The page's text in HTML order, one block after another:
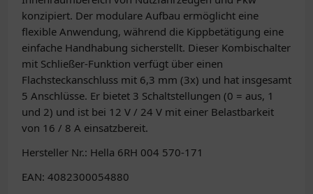
konzipiert. Der modulare Aufbau ermöglicht eine
flexible Anwendung, während die Kippbetätigung eine
einfache Handhabung sicherstellt. Dieser Kombischalter
mit Schließer-Funktion verfügt über einen
Flachsteckanschluss mit 6,3 mm (3x) und hat insgesamt
5 Anschlüsse. Er bietet 3 Schaltstellungen (0 = aus, 1
und 2) und ist bei 12 V / 24 V mit einer Belastbarkeit
von 16 / 8 A einsatzbereit.
Hersteller Nr.: Hella 6RH 004 570-171
EAN: 4082300054880